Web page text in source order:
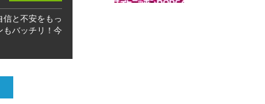
信と不安をもっ
もバッチリ！今